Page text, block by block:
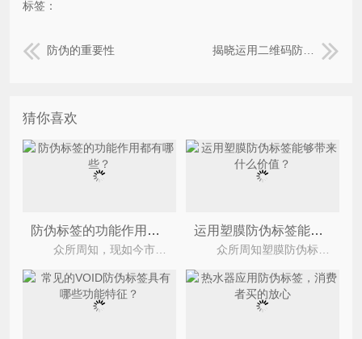
标签：
防伪的重要性 揭晓运用二维码防伪标签会带来哪些优势特点。
猜你喜欢
防伪标签的功能作用都有哪些？ 运用塑膜防伪标签能够带来什么价值？